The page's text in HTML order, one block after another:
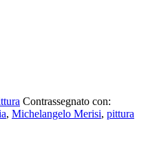
Contrassegnato con:
, Michelangelo Merisi, pittura